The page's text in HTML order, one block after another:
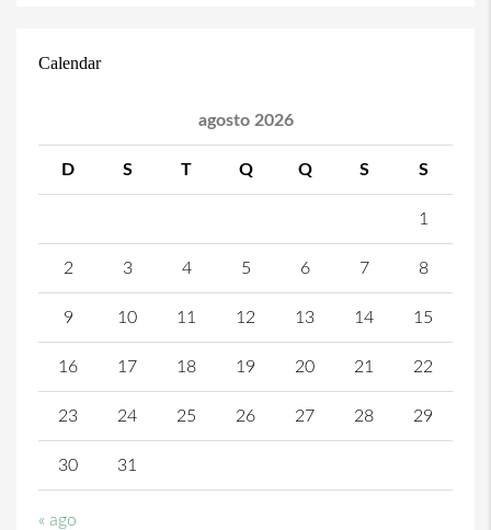
Calendar
agosto 2026
D S T Q Q S S
1
2 3 4 5 6 7 8
9 10 11 12 13 14 15
16 17 18 19 20 21 22
23 24 25 26 27 28 29
30 31
« ago